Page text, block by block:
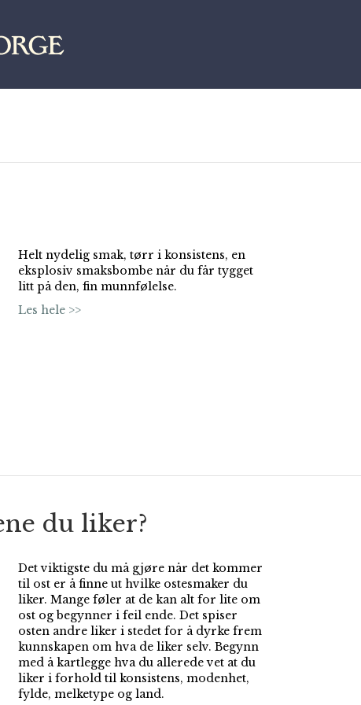
Helt nydelig smak, tørr i konsistens, en
eksplosiv smaksbombe når du får tygget
litt på den, fin munnfølelse.
Les hele >>
du liker?
Det viktigste du må gjøre når det kommer
til ost er å finne ut hvilke ostesmaker du
liker. Mange føler at de kan alt for lite om
ost og begynner i feil ende. Det spiser
osten andre liker i stedet for å dyrke frem
kunnskapen om hva de liker selv. Begynn
med å kartlegge hva du allerede vet at du
liker i forhold til konsistens, modenhet,
fylde, melketype og land.